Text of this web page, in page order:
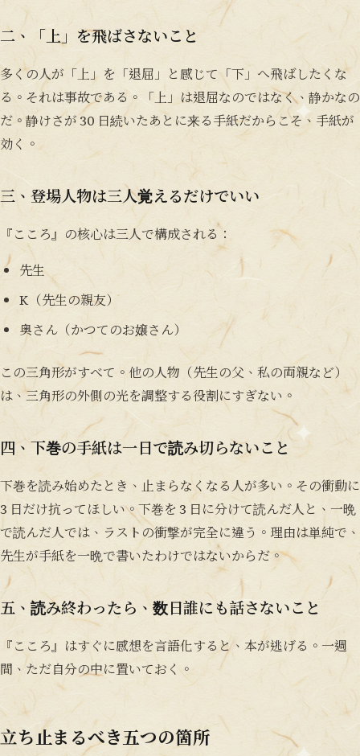
二、「上」を飛ばさないこと
多くの人が「上」を「退屈」と感じて「下」へ飛ばしたくな
る。それは事故である。「上」は退屈なのではなく、静かなの
だ。静けさが 30 日続いたあとに来る手紙だからこそ、手紙が
効く。
三、登場人物は三人覚えるだけでいい
『こころ』の核心は三人で構成される：
先生
K（先生の親友）
奥さん（かつてのお嬢さん）
この三角形がすべて。他の人物（先生の父、私の両親など）
は、三角形の外側の光を調整する役割にすぎない。
四、下巻の手紙は一日で読み切らないこと
下巻を読み始めたとき、止まらなくなる人が多い。その衝動に
3 日だけ抗ってほしい。下巻を 3 日に分けて読んだ人と、一晩
で読んだ人では、ラストの衝撃が完全に違う。理由は単純で、
先生が手紙を一晩で書いたわけではないからだ。
五、読み終わったら、数日誰にも話さないこと
『こころ』はすぐに感想を言語化すると、本が逃げる。一週
間、ただ自分の中に置いておく。
立ち止まるべき五つの箇所